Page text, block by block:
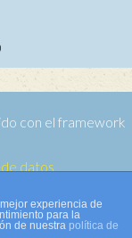
con el framework
datos
experiencia de
para la
de nuestra política de